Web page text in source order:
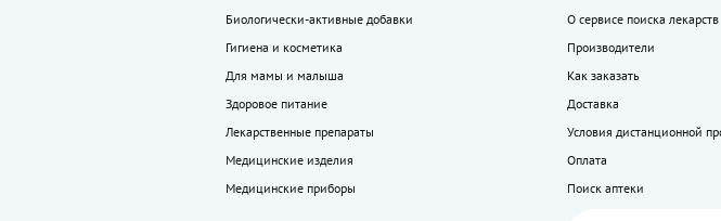
Биологически-активные добавки
Гигиена и косметика
Для мамы и малыша
Здоровое питание
Лекарственные препараты
Медицинские изделия
Медицинские приборы
О сервисе поиска лекарств
Производители
Как заказать
Доставка
Условия дистанционной
Оплата
Поиск аптеки